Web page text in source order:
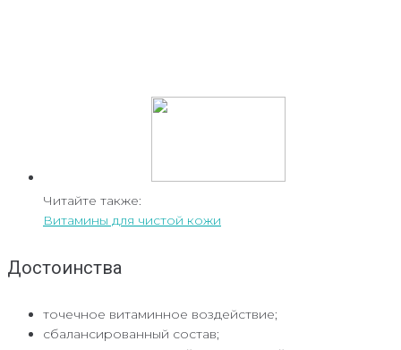
Читайте также:
Витамины для чистой кожи
Достоинства
точечное витаминное воздействие;
сбалансированный состав;